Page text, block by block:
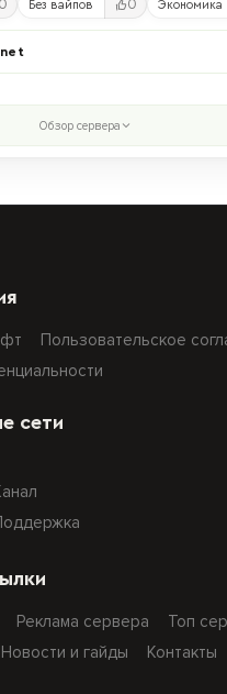
0 Без вайпов 0 Экономика
Обзор сервера
Реклама сервера
Топ
Новости и гайды Контакты
сети
Пользовательское